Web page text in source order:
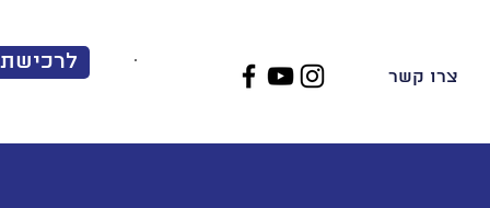
צרו קשר